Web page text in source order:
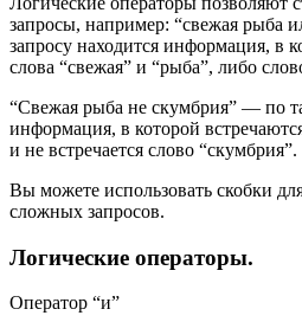
запросы, например: “свежая рыба
запросу находится информация, в
слова “свежая” и “рыба”, либо
“Свежая рыба не скумбрия” — по
информация, в которой
и не встречается слово “скумбрия”.
Вы можете использовать скобки
сложных запросов.
Логические операторы.
Оператор “и”